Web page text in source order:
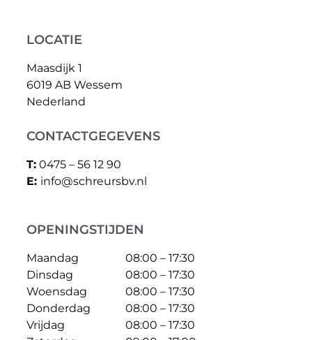
LOCATIE
Maasdijk 1
6019 AB Wessem
Nederland
CONTACTGEGEVENS
T: 0475 – 56 12 90
E: info@schreursbv.nl
OPENINGSTIJDEN
Maandag
Dinsdag
Woensdag
Donderdag
Vrijdag
08:00 – 17:30
08:00 – 17:30
08:00 – 17:30
08:00 – 17:30
08:00 – 17:30